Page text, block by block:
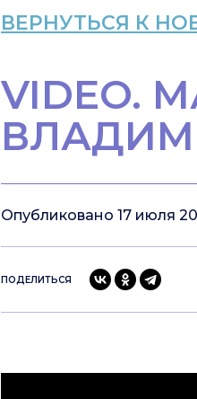
ВЕРНУТЬСЯ К
VIDEO.
Опубликовано 17 июля
ПОДЕЛИТЬСЯ